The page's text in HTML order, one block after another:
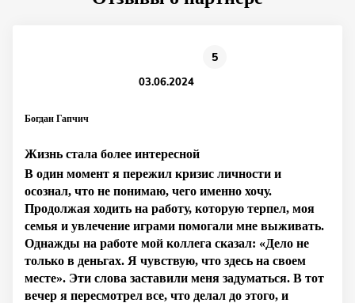
Богдан Гапчич
5
03.06.2024
Жизнь стала более интересной
В один момент я пережил кризис личности и
осознал, что не понимаю, чего именно хочу.
Продолжая ходить на работу, которую терпел, моя
семья и увлечение играми помогали мне выживать.
Однажды на работе мой коллега сказал: «Дело не
только в деньгах. Я чувствую, что здесь на своем
месте». Эти слова заставили меня задуматься. В тот
вечер я пересмотрел все, что делал до этого, и